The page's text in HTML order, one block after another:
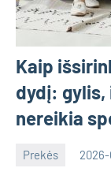
Kaip
dydį:
nereikia
Prekės